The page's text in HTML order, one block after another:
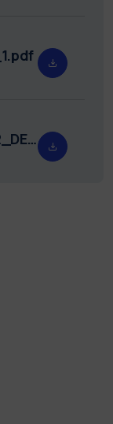
Approvazione_Atti_2026_CDR_DEIB_1.pdf